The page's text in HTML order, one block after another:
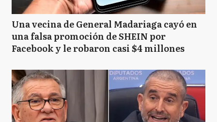
Una vecina de General Madariaga cayó en
una falsa promoción de SHEIN por
Facebook y le robaron casi $4 millones